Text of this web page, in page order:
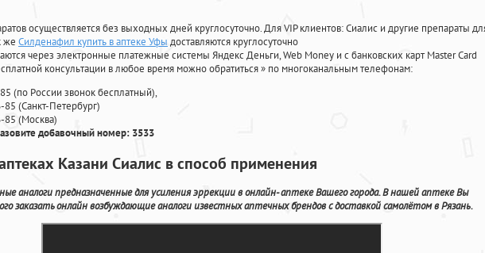
осуществляется без выходных дней круглосуточно. Для VIP клиентов: Сиалис и другие препараты
же Силденафил купить в аптеке Уфы доставляются круглосуточно
через электронные платежные системы Яндекс Деньги, Web Money и с банковских карт Master Card
консультации в любое время можно обратиться» по многоканальным телефонам:
(по России звонок бесплатный),
85 (Санкт-Петербург)
85 (Москва)
добавочный номер: 3533
Казани Сиалис в способ применения
аналоги предназначенные для усиления эррекции в онлайн- аптеке Вашего города. В нашей аптеке Вы
заказать онлайн возбуждающие аналоги известных аптечных брендов с доставкой самолётом в Рязань.